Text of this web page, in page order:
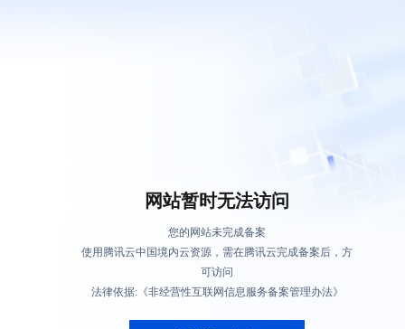
网站暂时无法访问
您的网站未完成备案
使用腾讯云中国境内云资源，需在腾讯云完成备案后，方
可访问
法律依据:《非经营性互联网信息服务备案管理办法》